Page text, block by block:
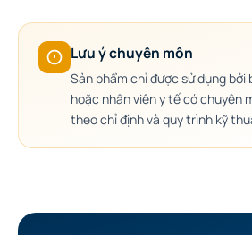
Lưu ý chuyên môn
Sản phẩm chỉ được sử dụng bởi
hoặc nhân viên y tế có chuyên
theo chỉ định và quy trình kỹ